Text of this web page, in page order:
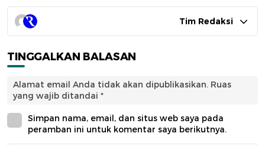
Tim Redaksi
TINGGALKAN BALASAN
Alamat email Anda tidak akan dipublikasikan. Ruas
yang wajib ditandai *
Simpan nama, email, dan situs web saya pada
peramban ini untuk komentar saya berikutnya.